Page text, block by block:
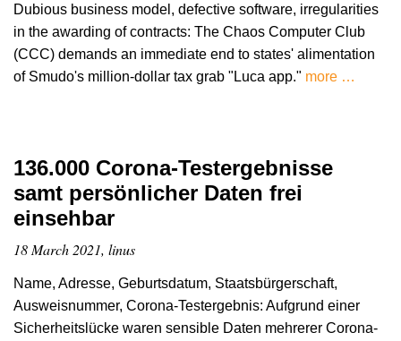
Dubious business model, defective software, irregularities
in the awarding of contracts: The Chaos Computer Club
(CCC) demands an immediate end to states' alimentation
of Smudo's million-dollar tax grab "Luca app." more …
136.000 Corona-Testergebnisse
samt persönlicher Daten frei
einsehbar
18 March 2021, linus
Name, Adresse, Geburtsdatum, Staatsbürgerschaft,
Ausweisnummer, Corona-Testergebnis: Aufgrund einer
Sicherheitslücke waren sensible Daten mehrerer Corona-